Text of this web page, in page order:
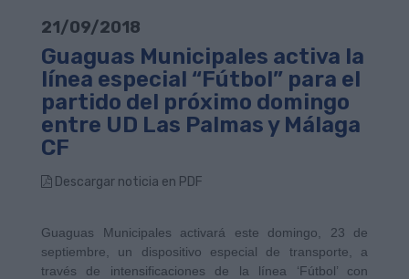
21/09/2018
Guaguas Municipales activa la
línea especial “Fútbol” para el
partido del próximo domingo
entre UD Las Palmas y Málaga
CF
Descargar noticia en PDF
Guaguas Municipales activará este domingo
23 de
septiembre , un dispositivo especial de transporte, a
través de intensificaciones de la línea ‘Fútbol’ con